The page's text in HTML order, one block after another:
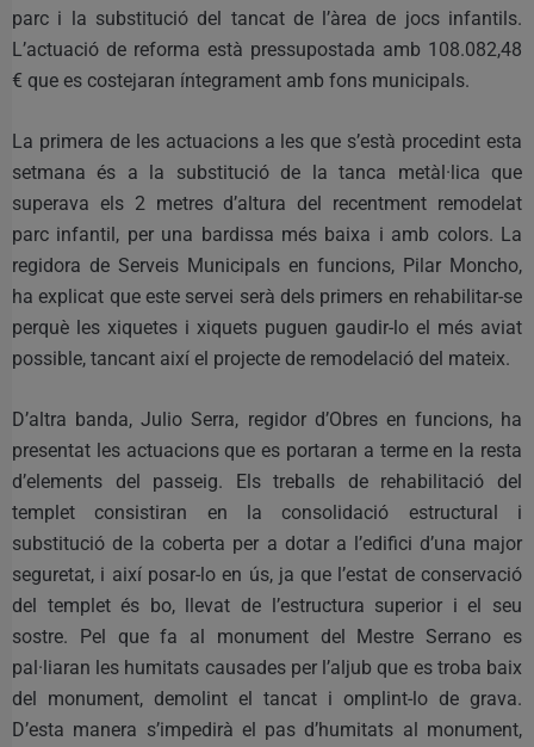
parc i la substitució del tancat de l’àrea de jocs infantils.
L’actuació de reforma està pressupostada amb 108.082,48
€ que es costejaran íntegrament amb fons municipals.
La primera de les actuacions a les que s’està procedint esta
setmana és a la substitució de la tanca metàl·lica que
superava els 2 metres d’altura del recentment remodelat
parc infantil, per una bardissa més baixa i amb colors. La
regidora de Serveis Municipals en funcions, Pilar Moncho,
ha explicat que este servei serà dels primers en rehabilitar-se
perquè les xiquetes i xiquets puguen gaudir-lo el més aviat
possible, tancant així el projecte de remodelació del mateix.
D’altra banda, Julio Serra, regidor d’Obres en funcions, ha
presentat les actuacions que es portaran a terme en la resta
d’elements del passeig. Els treballs de rehabilitació del
templet consistiran en la consolidació estructural i
substitució de la coberta per a dotar a l’edifici d’una major
seguretat, i així posar-lo en ús, ja que l’estat de conservació
del templet és bo, llevat de l’estructura superior i el seu
sostre. Pel que fa al monument del Mestre Serrano es
pal·liaran les humitats causades per l’aljub que es troba baix
del monument, demolint el tancat i omplint-lo de grava.
D’esta manera s’impedirà el pas d’humitats al monument,